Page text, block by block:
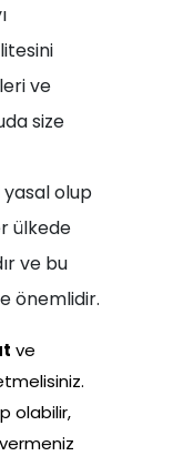
ve
size
olup
ülkede
ve bu
önemlidir.
ve
olabilir,